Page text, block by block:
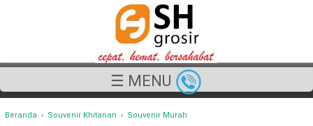
☰ MENU
Beranda › Souvenir Khitanan › Souvenir Murah